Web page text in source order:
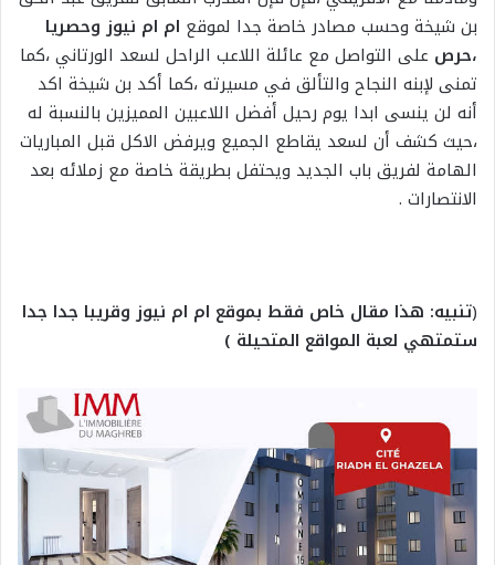
بن شيخة وحسب مصادر خاصة جدا لموقع ام ام نيوز وحصريا
،حرص على التواصل مع عائلة اللاعب الراحل لسعد الورتاني ،كما
تمنى لإبنه النجاح والتألق في مسيرته ،كما أكد بن شيخة اكد
أنه لن ينسى ابدا يوم رحيل أفضل اللاعبين المميزين بالنسبة له
،حيث كشف أن لسعد يقاطع الجميع ويرفض الاكل قبل المباريات
الهامة لفريق باب الجديد ويحتفل بطريقة خاصة مع زملائه بعد
الانتصارات .
(تنبيه: هذا مقال خاص فقط بموقع ام ام نيوز وقريبا جدا جدا
ستمتهي لعبة المواقع المتحيلة )